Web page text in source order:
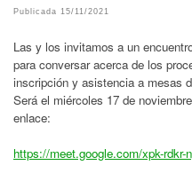
Publicada 15/11/2021
Las y los invitamos a un
para conversar acerca de los
inscripción y asistencia a mesas
Será el miércoles 17 de
enlace:
https://meet.google.com/xpk-rdkr-